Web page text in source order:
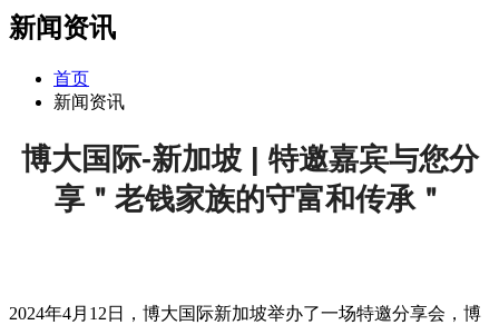
新闻资讯
首页
新闻资讯
博大国际-新加坡 | 特邀嘉宾与您分
享＂老钱家族的守富和传承＂
2024年4月12日，博大国际新加坡举办了一场特邀分享会，博